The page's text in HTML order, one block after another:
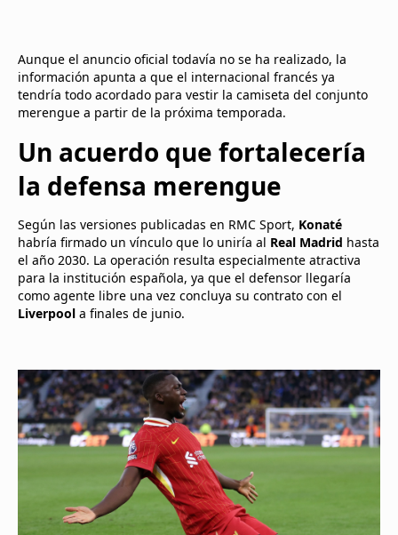
Aunque el anuncio oficial todavía no se ha realizado, la
información apunta a que el internacional francés ya
tendría todo acordado para vestir la camiseta del conjunto
merengue a partir de la próxima temporada.
Un acuerdo que fortalecería
la defensa merengue
Según las versiones publicadas en RMC Sport, Konaté
habría firmado un vínculo que lo uniría al Real Madrid hasta
el año 2030. La operación resulta especialmente atractiva
para la institución española, ya que el defensor llegaría
como agente libre una vez concluya su contrato con el
Liverpool a finales de junio.